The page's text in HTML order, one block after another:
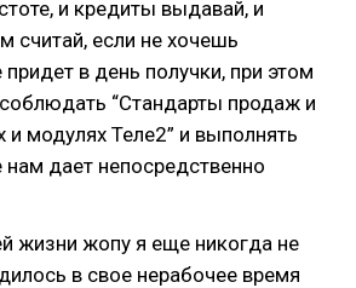
и кредиты выдавай, и
считай, если не хочешь
придет в день получки, при этом
“Стандарты продаж и
и модулях Теле2” и выполнять
дает непосредственно
жизни жопу я еще никогда не
в свое нерабочее время